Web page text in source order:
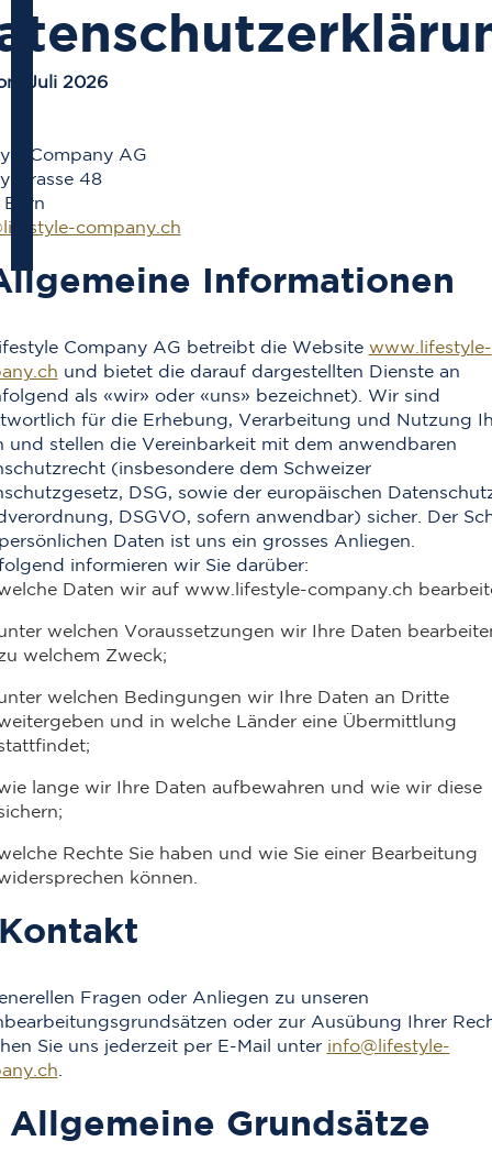
Juli 2026
Company AG
48
company.ch
Informationen
Company AG betreibt die Website www.lifestyle-
und bietet die darauf dargestellten Dienste an
als «wir» oder «uns» bezeichnet). Wir sind
für die Erhebung, Verarbeitung und Nutzung
und stellen die Vereinbarkeit mit dem anwendbaren
(insbesondere dem Schweizer
DSG, sowie der europäischen
DSGVO, sofern anwendbar) sicher. Der
Daten ist uns ein grosses Anliegen.
informieren wir Sie darüber:
Daten wir auf www.lifestyle-company.ch
welchen Voraussetzungen wir Ihre Daten
welchem Zweck;
welchen Bedingungen wir Ihre Daten an Dritte
und in welche Länder eine Übermittlung
lange wir Ihre Daten aufbewahren und wie wir diese
Rechte Sie haben und wie Sie einer Bearbeitung
können.
Fragen oder Anliegen zu unseren
oder zur Ausübung Ihrer
Sie uns jederzeit per E-Mail unter info@lifestyle-
Allgemeine Grundsätze